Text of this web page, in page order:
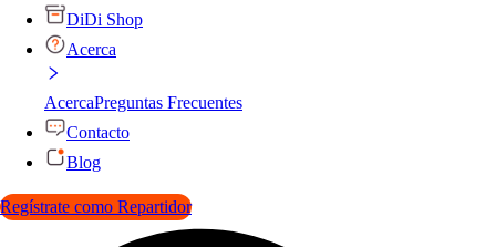
DiDi Shop
Acerca
AcercaPreguntas Frecuentes
Contacto
Blog
Regístrate como Repartidor